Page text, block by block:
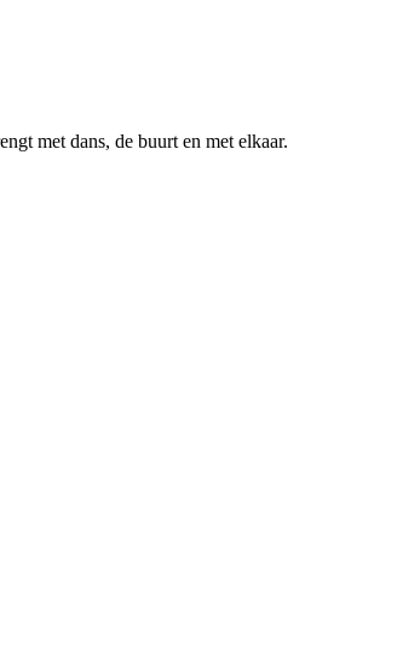
met dans, de buurt en met elkaar.